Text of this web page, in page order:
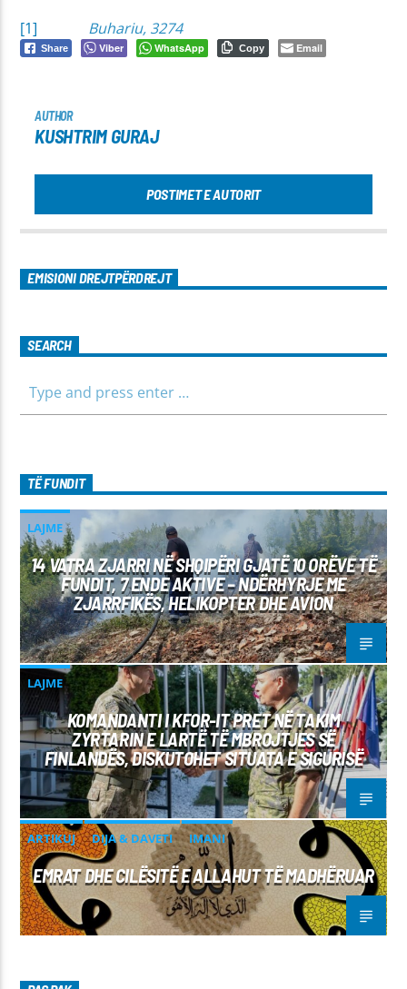
[1] Buhariu, 3274
Share Viber WhatsApp Copy Email
AUTHOR
KUSHTRIM GURAJ
POSTIMET E AUTORIT
EMISIONI DREJTPËRDREJT
SEARCH
TË FUNDIT
LAJME
14 VATRA ZJARRI NË SHQIPËRI GJATË 10 ORËVE TË
FUNDIT, 7 ENDE AKTIVE – NDËRHYRJE ME
ZJARRFIKËS, HELIKOPTER DHE AVION
LAJME
KOMANDANTI I KFOR-IT PRET NË TAKIM
ZYRTARIN E LARTË TË MBROJTJES SË
FINLANDËS, DISKUTOHET SITUATA E SIGURISË
ARTIKUJ DIJA & DAVETI IMANI
EMRAT DHE CILËSITË E ALLAHUT TË MADHËRUAR